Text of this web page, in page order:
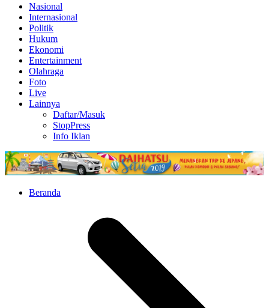
Nasional
Internasional
Politik
Hukum
Ekonomi
Entertainment
Olahraga
Foto
Live
Lainnya
Daftar/Masuk
StopPress
Info Iklan
Beranda